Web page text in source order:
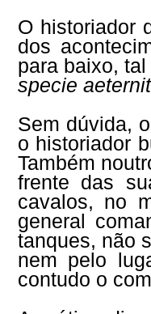
O historiador
dos
para baixo,
specie
Sem dúvida,
o historiador
Também
frente das
cavalos, no
general
tanques, não
nem pelo
contudo o